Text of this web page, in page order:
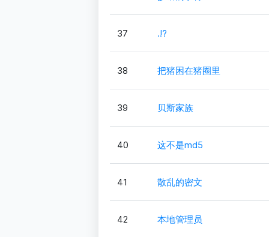
37 .!?
38 把猪困在猪圈里
39 贝斯家族
40 这不是md5
41 散乱的密文
42 本地管理员